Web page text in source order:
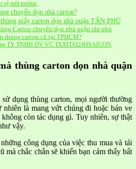
vệ môi trường:
chuyển dọn nhà carton?
giấy carton dọn nhà quận TÂN PHÚ
Carton chuyển dọn nhà quận tân phú
thùng carton cũ tại TPHCM?
TY TNHH DV VC TAXITAI24HSAIGON
thùng carton dọn nhà quận
dụng thùng carton, mọi người thường
nhiên là mang vứt chúng đi hoặc bán ve
còn tác dụng gì. Tuy nhiên, sự thật
vậy.
công dụng của việc thu mua và tái
mà chắc chắn sẽ khiến bạn cảm thấy bất